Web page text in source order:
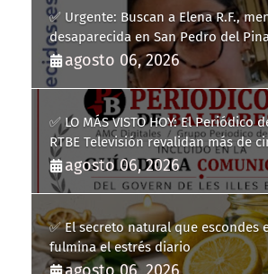
✅ Urgente: Buscan a Elena R.F.,
desaparecida en San Pedro del
agosto 06, 2026
✅ LO MÁS VISTO HOY: El Periódico
RTBE Televisión revalidan más de
la Guía de la Comunicación del
Balears
agosto 06, 2026
✅ El secreto natural que escondes
fulmina el estrés diario